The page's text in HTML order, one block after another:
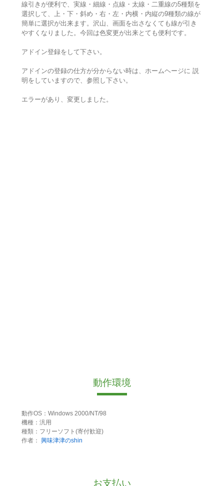
線引きが便利で、実線・細線・点線・太線・二重線の5種類を
選択して、上・下・斜め・右・左・内横・内縦の9種類の線が
簡単に選択が出来ます。沢山、画面を出さなくても線が引き
やすくなりました。今回は色変更が出来とても便利です。
アドイン登録をして下さい。
アドインの登録の仕方が分からない時は、ホームヘージに 説
明をしていますので、参照し下さい。
エラーがあり、変更しました。
動作環境
動作OS：Windows 2000/NT/98
機種：汎用
種類：フリーソフト(寄付歓迎)
作者： 興味津津のshin
お支払い